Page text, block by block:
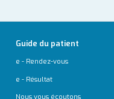
Guide du patient
e - Rendez-vous
e - Résultat
Nous vous écoutons